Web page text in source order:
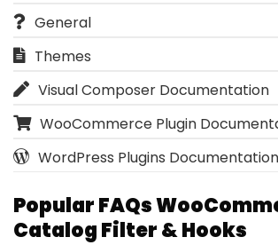
General
Themes
Visual Composer Documentation
WooCommerce Plugin
WordPress Plugins Documentation
Popular FAQs
Catalog Filter & Hooks